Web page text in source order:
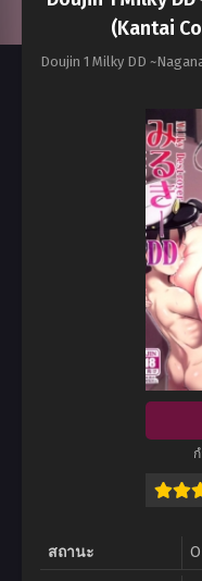
(Kantai
Doujin 1 Milky DD
สถานะ